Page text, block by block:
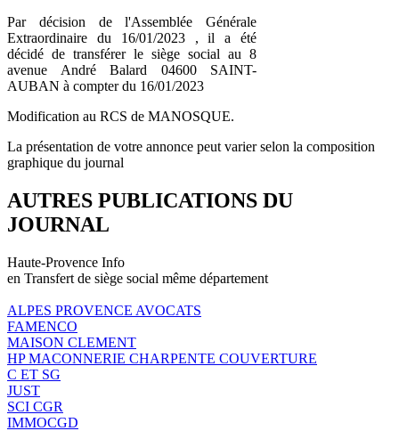
Par décision de l'Assemblée Générale
Extraordinaire du 16/01/2023 , il a été
décidé de transférer le siège social au 8
avenue André Balard 04600 SAINT-
AUBAN à compter du 16/01/2023
Modification au RCS de MANOSQUE.
La présentation de votre annonce peut varier selon la composition
graphique du journal
AUTRES PUBLICATIONS DU
JOURNAL
Haute-Provence Info
en Transfert de siège social même département
ALPES PROVENCE AVOCATS
FAMENCO
MAISON CLEMENT
HP MACONNERIE CHARPENTE COUVERTURE
C ET SG
JUST
SCI CGR
IMMOCGD